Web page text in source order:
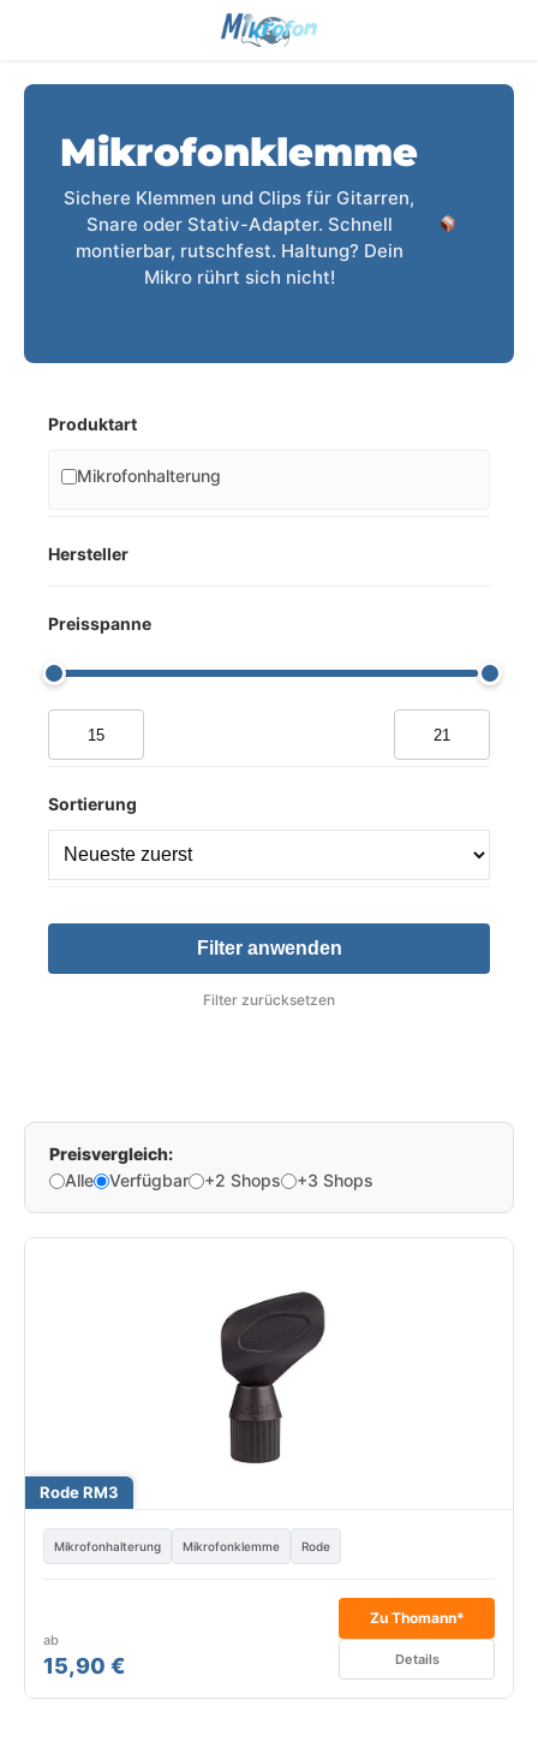
Mikrofonklemme
Sichere Klemmen und Clips für Gitarren,
Snare oder Stativ-Adapter. Schnell
montierbar, rutschfest. Haltung? Dein
Mikro rührt sich nicht!
Produktart
Mikrofonhalterung
Hersteller
Preisspanne
Sortierung
Filter anwenden
Filter zurücksetzen
Preisvergleich:
Alle
Verfügbar +2 Shops +3 Shops
Rode RM3
Mikrofonhalterung Mikrofonklemme Rode
ab
15,90 €
Zu Thomann*
Details